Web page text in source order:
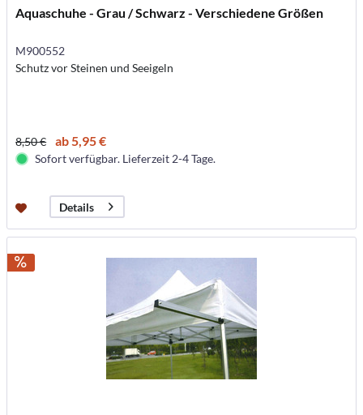
Aquaschuhe - Grau / Schwarz - Verschiedene Größen
M900552
Schutz vor Steinen und Seeigeln
8,50 € ab 5,95 €
Sofort verfügbar. Lieferzeit 2-4 Tage.
Details